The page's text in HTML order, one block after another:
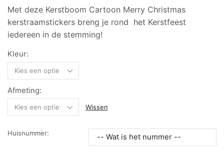
tot
€22.00
Met deze Kerstboom Cartoon Merry Christmas
kerstraamstickers breng je rond het Kerstfeest
iedereen in de stemming!
Kleur:
Afmeting:
Wissen
Huisnummer: